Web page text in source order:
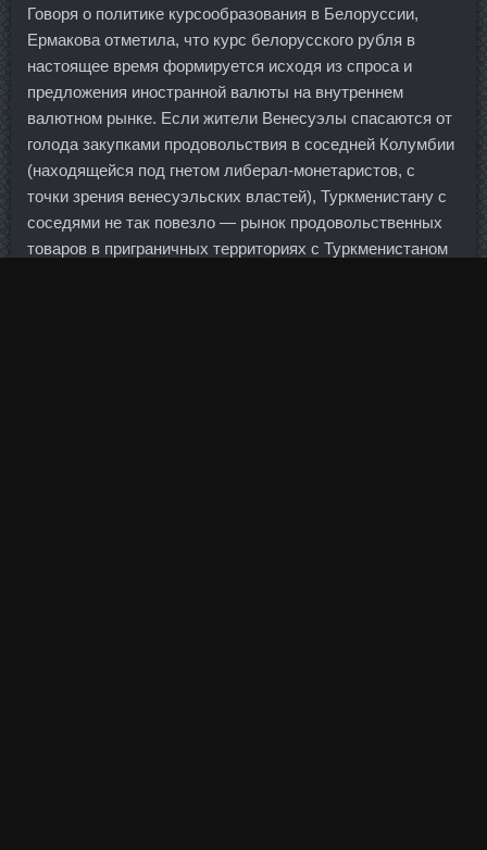
Говоря о политике курсообразования в Белоруссии,
Ермакова отметила, что курс белорусского рубля в
настоящее время формируется исходя из спроса и
предложения иностранной валюты на внутреннем
валютном рынке. Если жители Венесуэлы спасаются от
голода закупками продовольствия в соседней Колумбии
(находящейся под гнетом либерал-монетаристов, с
точки зрения венесуэльских властей), Туркменистану с
соседями не так повезло — рынок продовольственных
товаров в приграничных территориях с Туркменистаном